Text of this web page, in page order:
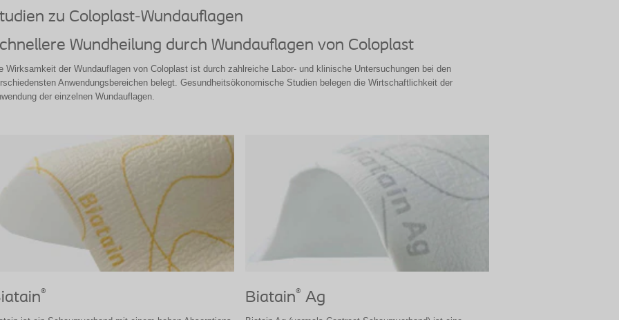
zu Coloplast-Wundauflagen
Wundheilung durch Wundauflagen von Coloplast
Wirksamkeit der Wundauflagen von Coloplast ist durch zahlreiche Labor- und klinische Untersuchungen bei den
Anwendungsbereichen belegt. Gesundheitsökonomische Studien belegen die Wirtschaftlichkeit der
der einzelnen Wundauflagen.
® Biatain® Ag